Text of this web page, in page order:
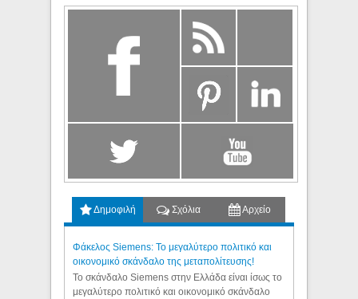
Δημοφιλή Σχόλια Αρχείο
Φάκελος Siemens: Το μεγαλύτερο πολιτικό και
οικονομικό σκάνδαλο της μεταπολίτευσης!
Το σκάνδαλο Siemens στην Ελλάδα είναι ίσως το
μεγαλύτερο πολιτικό και οικονομικό σκάνδαλο